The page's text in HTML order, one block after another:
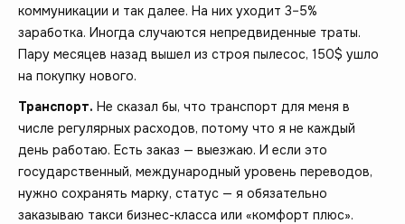
коммуникации и так далее. На них уходит 3–5%
заработка. Иногда случаются непредвиденные траты.
Пару месяцев назад вышел из строя пылесос, 150$ ушло
на покупку нового.
Транспорт. Не сказал бы, что транспорт для меня в
числе регулярных расходов, потому что я не каждый
день работаю. Есть заказ — выезжаю. И если это
государственный, международный уровень переводов,
нужно сохранять марку, статус — я обязательно
заказываю такси бизнес-класса или «комфорт плюс».